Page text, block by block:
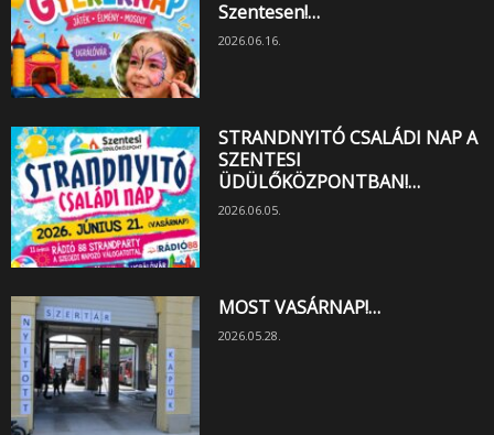
Szentesen!…
2026.06.16.
STRANDNYITÓ CSALÁDI NAP A
SZENTESI
ÜDÜLŐKÖZPONTBAN!…
2026.06.05.
MOST VASÁRNAP!…
2026.05.28.